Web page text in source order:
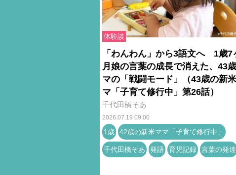
体験談
「わんわん」から3語文へ 1歳7
月娘の言葉の成長で消えた、43
マの「戦闘モード」（43歳の新
マ「子育て修行中」第26話）
千代田橋そあ
2026.07.19 09:00
1歳 42歳の新米ママ「子育て修行中」
千代田橋そあ 発語 育児記録 言葉の発達